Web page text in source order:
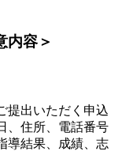
内容＞
提出いただく申込
、住所、電話番号
導結果、成績、志